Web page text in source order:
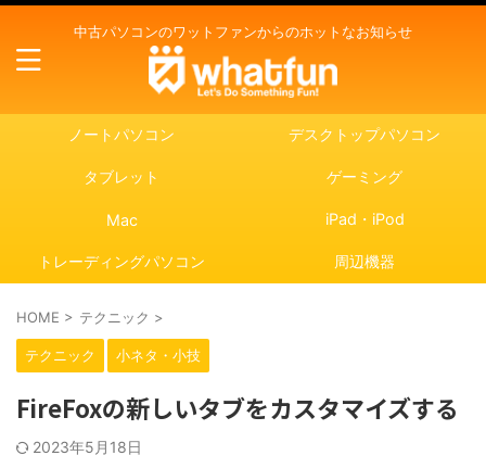
中古パソコンのワットファンからのホットなお知らせ
ノートパソコン デスクトップパソコン
タブレット ゲーミング
Mac iPad・iPod
トレーディングパソコン 周辺機器
HOME > テクニック >
テクニック 小ネタ・小技
FireFoxの新しいタブをカスタマイズする
2023年5月18日